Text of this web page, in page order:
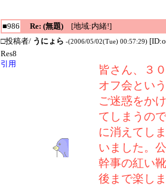
■986 Re: (無題)[地域:内緒!]
□投稿者/ うにょら -(2006/05/02(Tue) 00:57:29)
Res8
引用
皆さん、３
オフ会とい
ご迷惑をかけ
てしまうの
に消えてしま
いました。
幹事の紅い
後まで楽しま